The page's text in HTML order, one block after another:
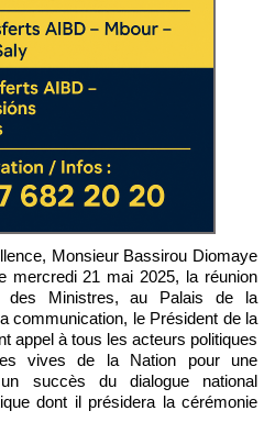
mercredi 21 mai 2025, la réunion
des Ministres, au Palais de la
communication, le Président de la
appel à tous les acteurs politiques
vives de la Nation pour une
succès du dialogue national
dont il présidera la cérémonie